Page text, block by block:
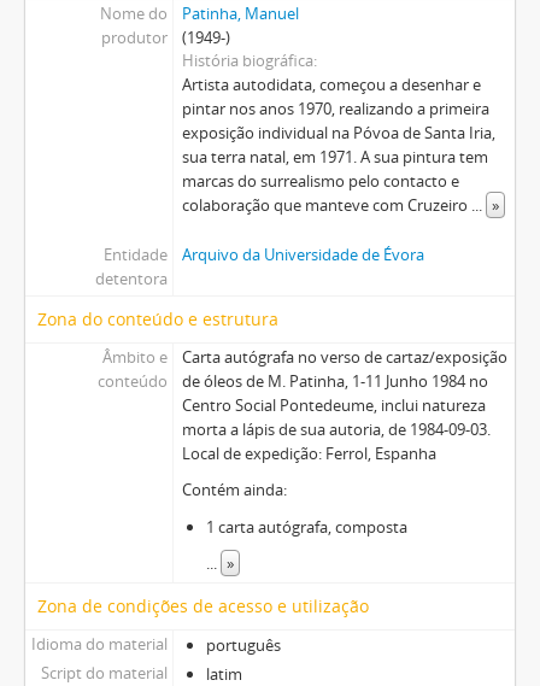
Nome do
produtor
Patinha, Manuel
(1949-)
História biográfica
Artista autodidata, começou a desenhar e
pintar nos anos 1970, realizando a primeira
exposição individual na Póvoa de Santa Iria,
sua terra natal, em 1971. A sua pintura tem
marcas do surrealismo pelo contacto e
colaboração que manteve com Cruzeiro ... »
Entidade
detentora
Arquivo da Universidade de Évora
Zona do conteúdo e estrutura
Âmbito e
conteúdo
Carta autógrafa no verso de cartaz/exposição
de óleos de M. Patinha, 1-11 Junho 1984 no
Centro Social Pontedeume, inclui natureza
morta a lápis de sua autoria, de 1984-09-03.
Local de expedição: Ferrol, Espanha
Contém ainda:
1 carta autógrafa, composta
... »
Zona de condições de acesso e utilização
Idioma do material
português
Script do material
latim